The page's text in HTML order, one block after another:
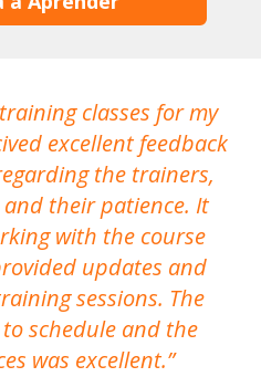
classes for my
excellent feedback
the trainers,
their patience. It
with the course
updates and
sessions. The
to schedule and the
was excellent.